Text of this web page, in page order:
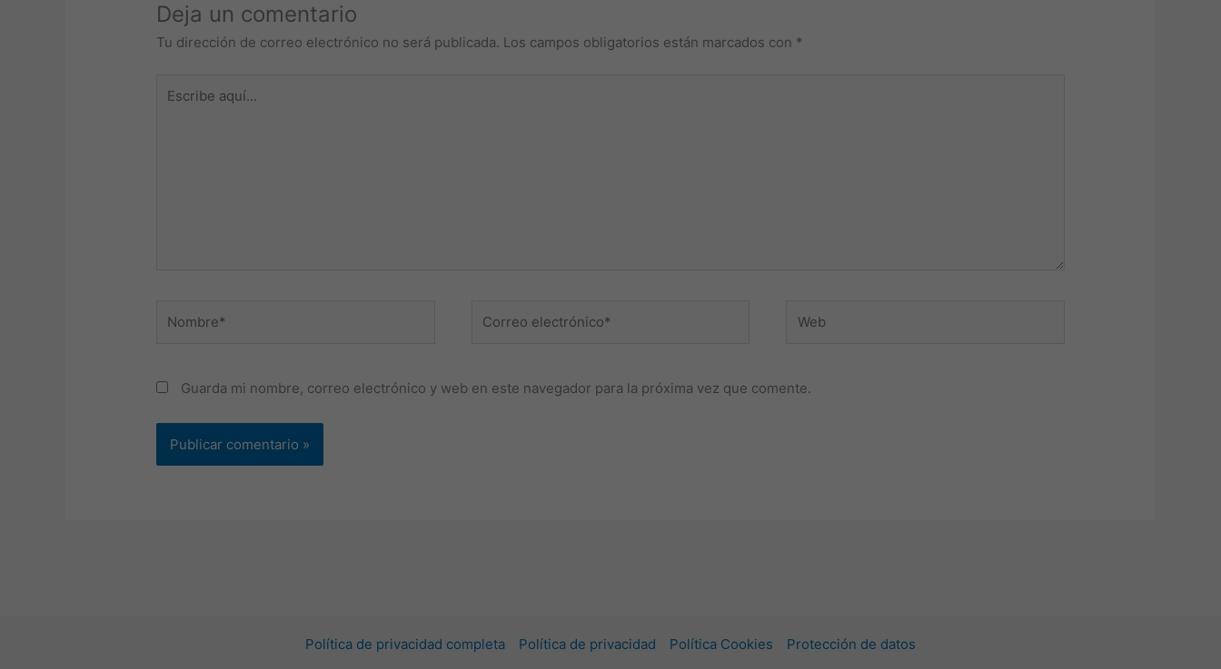
Deja un comentario
Tu dirección de correo electrónico no será publicada. Los campos obligatorios están marcados con *
aquí...
electrónico*
Guarda mi nombre, correo electrónico y web en este navegador para la próxima vez que comente.
Política de privacidad completa Política de privacidad Política Cookies
Protección de datos